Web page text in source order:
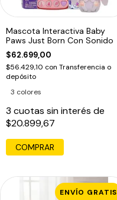
Mascota Interactiva Baby
Paws Just Born Con Sonido
$62.699,00
$56.429,10 con Transferencia o
depósito
3 colores
3 cuotas sin interés de
$20.899,67
COMPRAR
ENVÍO GRATIS